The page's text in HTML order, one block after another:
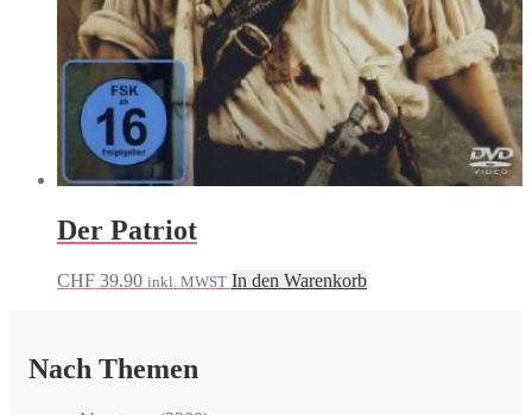
Der Patriot
CHF 39.90 inkl. MWST In den Warenkorb
Nach Themen